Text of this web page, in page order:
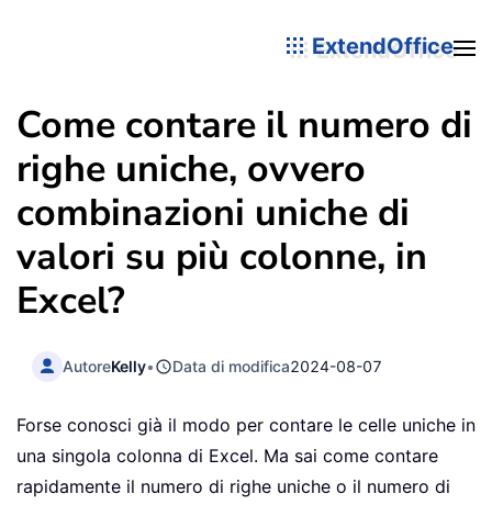
ExtendOffice
Come contare il numero di
righe uniche, ovvero
combinazioni uniche di
valori su più colonne, in
Excel?
AutoreKelly• Data di modifica2024-08-07
Forse conosci già il modo per contare le celle uniche in
una singola colonna di Excel. Ma sai come contare
rapidamente il numero di righe uniche o il numero di